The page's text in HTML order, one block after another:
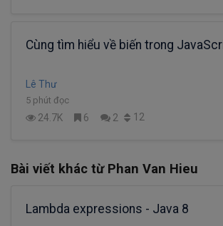
Cùng tìm hiểu về biến trong
Lê Thư
5 phút đọc
24.7K 6 2 12
Bài viết khác từ Phan Van Hieu
Lambda expressions - Java 8